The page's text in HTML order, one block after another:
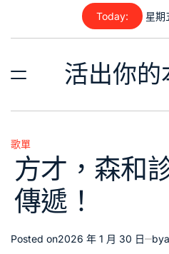
content
Today: 星
活出你的
Posted
in
歌單
方才，森和
傳遞！
Posted on2026 年 1 月 30 日 by